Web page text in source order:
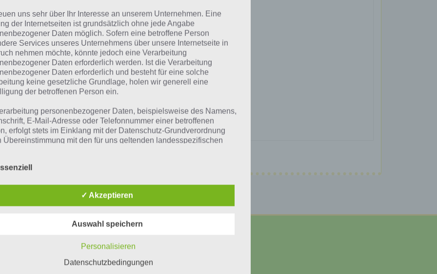
uns sehr über Ihr Interesse an unserem Unternehmen. Eine
der Internetseiten ist grundsätzlich ohne jede Angabe
Daten möglich. Sofern eine betroffene Person
Services unseres Unternehmens über unsere Internetseite in
nehmen möchte, könnte jedoch eine Verarbeitung
Daten erforderlich werden. Ist die Verarbeitung
Daten erforderlich und besteht für eine solche
keine gesetzliche Grundlage, holen wir generell eine
der betroffenen Person ein.
personenbezogener Daten, beispielsweise des Namens,
E-Mail-Adresse oder Telefonnummer einer betroffenen
erfolgt stets im Einklang mit der Datenschutz-Grundverordnung
Übereinstimmung mit den für uns geltenden landesspezifischen
genutzten und verarbeiteten personenbezogenen Daten
als für die Verarbeitung Verantwortlicher zahlreiche technische
Schutz der über diese Internetseite verarbeiteten
Datenübertragungen grundsätzlich Sicherheitslücken
sodass ein absoluter Schutz nicht gewährleistet werden kann.
Grund steht es jeder betroffenen Person frei,
✓ Akzeptieren
Auswahl speichern
Personalisieren
Datenschutzbedingungen